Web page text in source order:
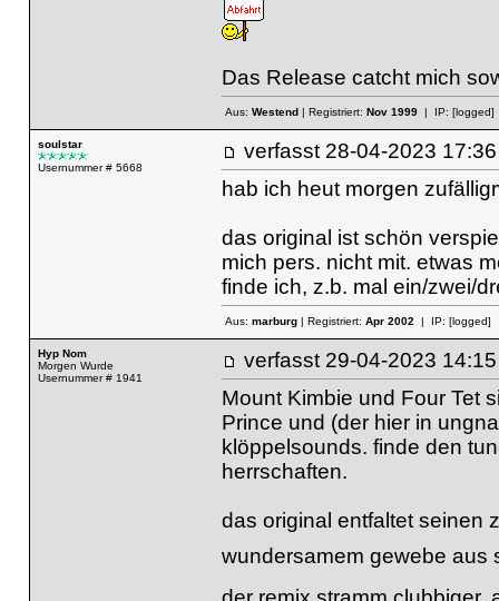
Das Release catcht mich
Aus: Westend| Registriert: Nov 1999| IP: [logged]
soulstar
Usernummer # 5668
verfasst 28-04-2023
hab ich heut morgen
das original ist schön
mich pers. nicht mit. etwas
finde ich, z.b. mal ein/zwei/
Aus: marburg| Registriert: Apr 2002| IP: [logged]
Hyp Nom
Morgen Wurde
Usernummer # 1941
verfasst 29-04-2023
Mount Kimbie und Four Tet
Prince und (der hier in
klöppelsounds. finde den
herrschaften.
das original entfaltet seinen
wundersamem gewebe